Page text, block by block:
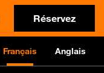
Réservez
Français Anglais